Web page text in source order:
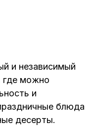
и независимый
где можно
и
блюда
десерты.